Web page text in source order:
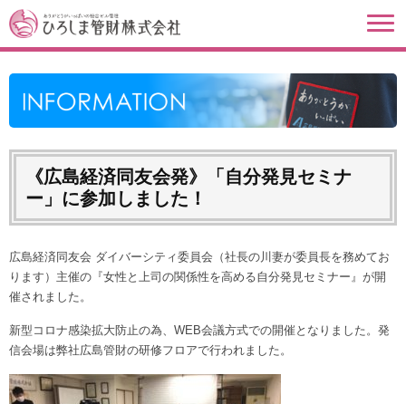
《広島経済同友会発》「自分発見セミナ
ー」に参加しました！
広島経済同友会 ダイバーシティ委員会（社長の川妻が委員長を務めてお
ります）主催の『女性と上司の関係性を高める自分発見セミナー』が開
催されました。
新型コロナ感染拡大防止の為、WEB会議方式での開催となりました。発
信会場は弊社広島管財の研修フロアで行われました。